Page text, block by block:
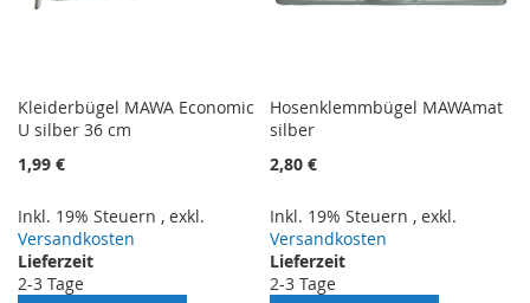
Kleiderbügel MAWA Economic
U silber 36 cm
1,99 €
Inkl. 19% Steuern , exkl.
Versandkosten
Lieferzeit
2-3 Tage
Hosenklemmbügel MAWAmat
silber
2,80 €
Inkl. 19% Steuern ,exkl.
Versandkosten
Lieferzeit
2-3 Tage